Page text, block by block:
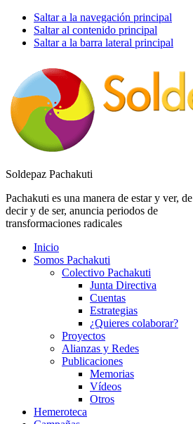
Saltar a la navegación principal
Saltar al contenido principal
Saltar a la barra lateral principal
Soldepaz Pachakuti
Pachakuti es una manera de estar y ver, de
decir y de ser, anuncia periodos de
transformaciones radicales
Inicio
Somos Pachakuti
Colectivo Pachakuti
Junta Directiva
Cuentas
Estrategias
¿Quieres colaborar?
Proyectos
Alianzas y Redes
Publicaciones
Memorias
Vídeos
Otros
Hemeroteca